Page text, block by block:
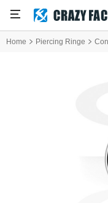
Home Piercing Ringe